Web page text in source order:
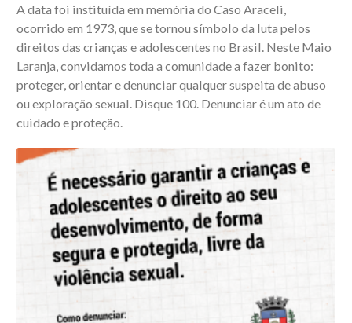
A data foi instituída em memória do Caso Araceli,
ocorrido em 1973, que se tornou símbolo da luta pelos
direitos das crianças e adolescentes no Brasil. Neste Maio
Laranja, convidamos toda a comunidade a fazer bonito:
proteger, orientar e denunciar qualquer suspeita de abuso
ou exploração sexual. Disque 100. Denunciar é um ato de
cuidado e proteção.